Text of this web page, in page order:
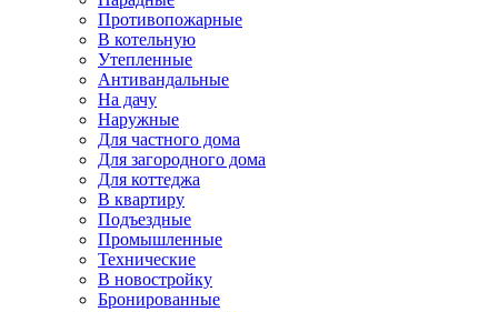
Противопожарные
В котельную
Утепленные
Антивандальные
На дачу
Наружные
Для частного дома
Для загородного дома
Для коттеджа
В квартиру
Подъездные
Промышленные
Технические
В новостройку
Бронированные